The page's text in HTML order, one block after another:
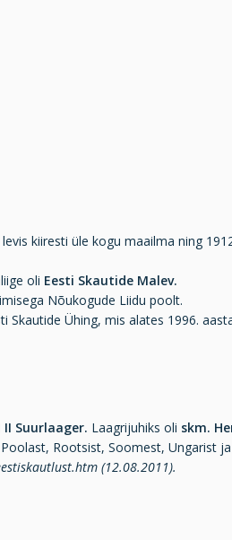
kiiresti üle kogu maailma ning
oli Eesti Skautide Malev.
Nõukogude Liidu poolt.
Ühing, mis alates 1996.
II Suurlaager. Laagrijuhiks oli skm.
Rootsist, Soomest, Ungarist
(12.08.2011).